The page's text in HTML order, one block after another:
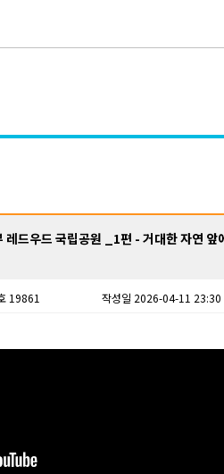
레드우드 국립공원 _1편 - 거대한 자연 앞
19861 작성일 2026-04-11 23:30